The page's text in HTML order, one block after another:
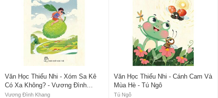
Văn Học Thiếu Nhi - Xóm Sa Kê
Có Xa Không? - Vương Đình
Khang
Vương Đình Khang
Văn Học Thiếu Nhi - Cánh Cam Và
Mùa Hè - Tú Ngô
Tú Ngô